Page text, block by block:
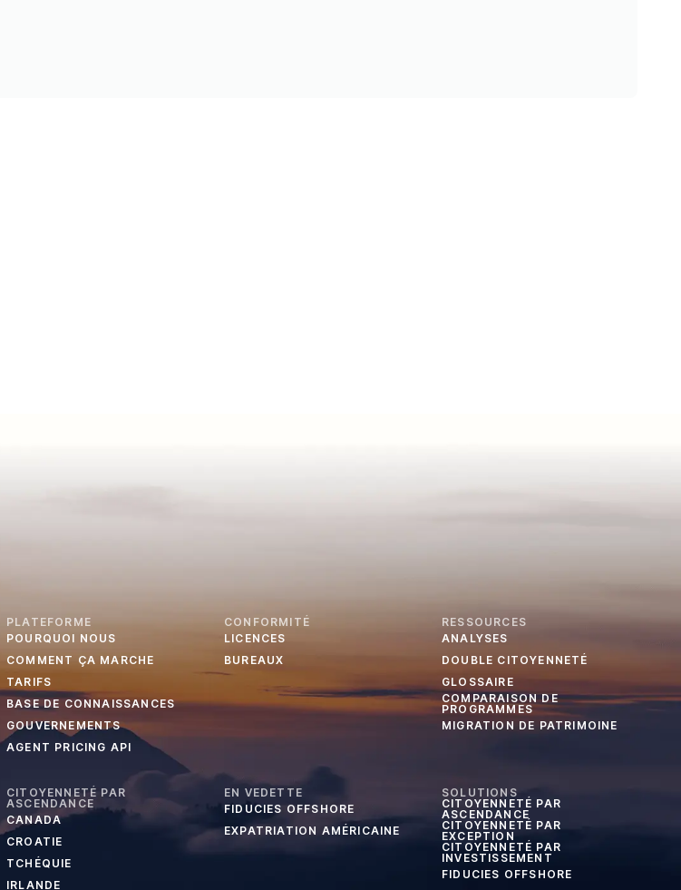
PLATEFORME
POURQUOI NOUS
COMMENT ÇA MARCHE
TARIFS
BASE DE CONNAISSANCES
GOUVERNEMENTS
AGENT PRICING API
CONFORMITÉ
LICENCES
BUREAUX
RESSOURCES
ANALYSES
DOUBLE CITOYENNETÉ
GLOSSAIRE
COMPARAISON DE
PROGRAMMES
MIGRATION DE PATRIMOINE
CITOYENNETÉ PAR
ASCENDANCE
CANADA
CROATIE
TCHÉQUIE
IRLANDE
EN VEDETTE
FIDUCIES OFFSHORE
EXPATRIATION AMÉRICAINE
SOLUTIONS
CITOYENNETÉ PAR
ASCENDANCE
CITOYENNETÉ PAR
EXCEPTION
CITOYENNETÉ PAR
INVESTISSEMENT
FIDUCIES OFFSHORE